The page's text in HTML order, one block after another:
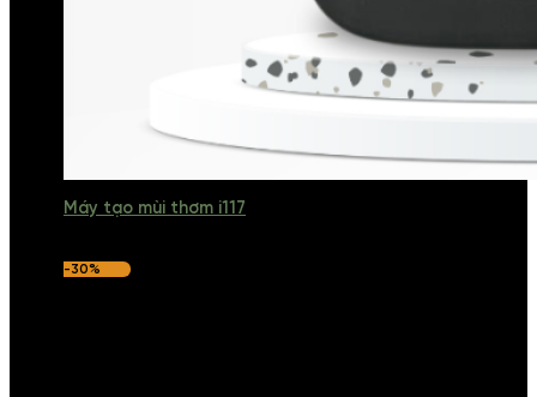
Máy tạo mùi thơm i117
-30%